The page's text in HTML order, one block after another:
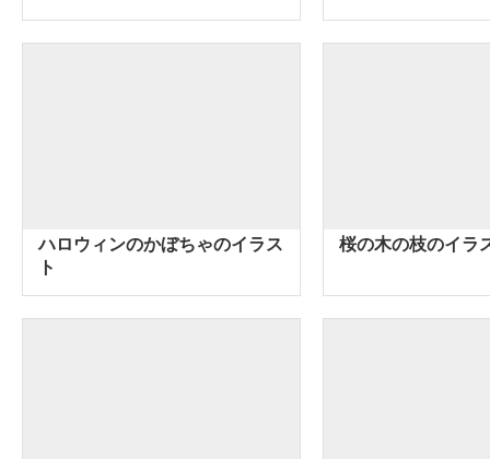
ハロウィンのかぼちゃのイラス
ト
桜の木の枝のイラ